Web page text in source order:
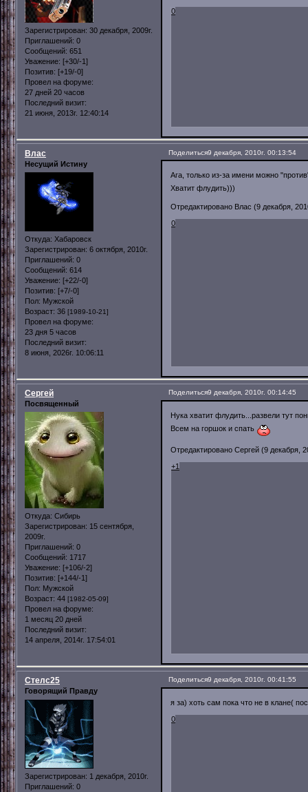
Зарегистрирован: 30 декабря, 2009г.
Приглашений: 0
Сообщений: 651
Уважение: [+30/-1]
Позитив: [+19/-0]
Провел на форуме:
27 дней 20 часов
Последний визит:
21 июня, 2013г. 12:40:14
0
Поделиться9 декабря, 2010г. 00:13:54
Влас
Несущий Истину
Откуда: Хабаровск
Зарегистрирован: 6 октября, 2010г.
Приглашений: 0
Сообщений: 614
Уважение: [+22/-0]
Позитив: [+7/-0]
Пол: Мужской
Возраст: 36 [1989-10-21]
Провел на форуме:
23 дня 5 часов
Последний визит:
8 июня, 2026г. 10:06:11
Ага, только из-за имени можно
Хватит флудить)))
Отредактировано Влас (9 декабря,
0
Поделиться9 декабря, 2010г. 00:14:45
Сергей
Посвященный
Откуда: Сибирь
Зарегистрирован: 15 сентября,
2009г.
Приглашений: 0
Сообщений: 1717
Уважение: [+106/-2]
Позитив: [+144/-1]
Пол: Мужской
Возраст: 44 [1982-05-09]
Провел на форуме:
1 месяц 20 дней
Последний визит:
14 апреля, 2014г. 17:54:01
Нука хватит флудить...развели тут
Всем на горшок и спать
Отредактировано Сергей (9 декабря,
+1
Поделиться9 декабря, 2010г. 00:41:55
Стелс25
Говорящий Правду
Зарегистрирован: 1 декабря, 2010г.
Приглашений: 0
я за) хоть сам пока что не в клане(
0